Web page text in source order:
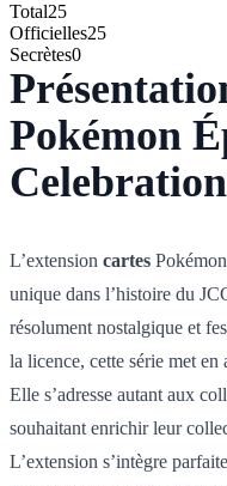
Total25
Officielles25
Secrètes0
Pokémon
L’extension cartes
unique dans l’histoire du
résolument nostalgique et
la licence, cette série met en
Elle s’adresse autant aux
souhaitant enrichir leur
L’extension s’intègre